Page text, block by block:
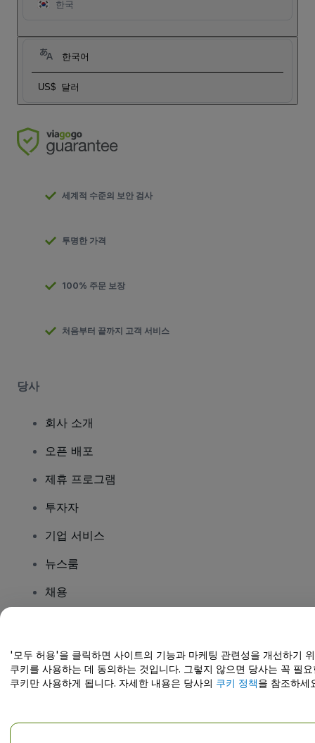
한국
한국어
US$ 달러
세계적 수준의 보안 검사
투명한 가격
100% 주문 보장
처음부터 끝까지 고객 서비스
당사
회사 소개
오픈 배포
제휴 프로그램
투자자
기업 서비스
뉴스룸
채용
도움말 센터 / 문의하기
'모두 허용'을 클릭하면 사이트의 기능과 마케팅 관련성을 개선하기
쿠키를 사용하는 데 동의하는 것입니다. 그렇지 않으면 당사는 꼭 필요
쿠키만 사용하게 됩니다. 자세한 내용은 당사의 쿠키 정책을 참조하세